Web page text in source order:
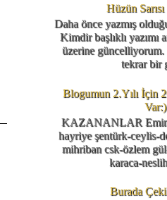
Hüzün
Daha önce yazmış
Kimdir başlıklı yazımı
üzerine
tekrar bir
Blogumun 2.Yılı İçin
Var:)
KAZANANLAR
hayriye şentürk-ceylis-
mihriban csk-özlem
karaca-
Burada